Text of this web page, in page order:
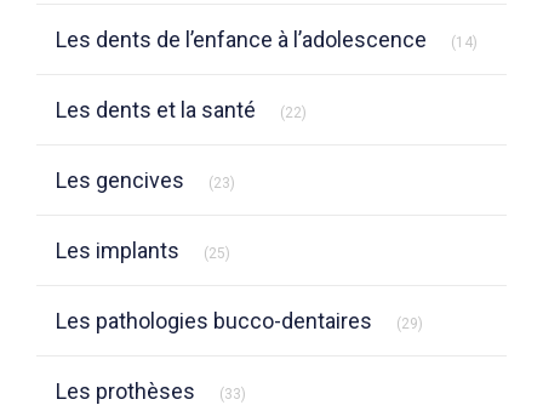
Les dents de l’enfance à l’adolescence (14)
Les dents et la santé (22)
Les gencives (23)
Les implants (25)
Les pathologies bucco-dentaires (29)
Les prothèses (33)